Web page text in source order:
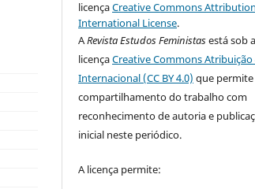
licençaCreative Commons
International License.
ARevista Estudos Feministasestá sob a
licençaCreative Commons Atribuição
Internacional (CC BY 4.0) que
compartilhamento do trabalho com
reconhecimento de autoria e
inicial neste periódico.
A licença permite: